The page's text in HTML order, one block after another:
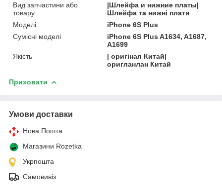
Вид запчастини або
товару
|Шлейфа и нижние платы|
Шлейфа та нижні плати
Моделі
iPhone 6S Plus
Сумісні моделі
iPhone 6S Plus A1634, A1687,
A1699
Якість
| оригінал Китай|
оригланлан Китай
Приховати
Умови доставки
Нова Пошта
Магазини Rozetka
Укрпошта
Самовивіз